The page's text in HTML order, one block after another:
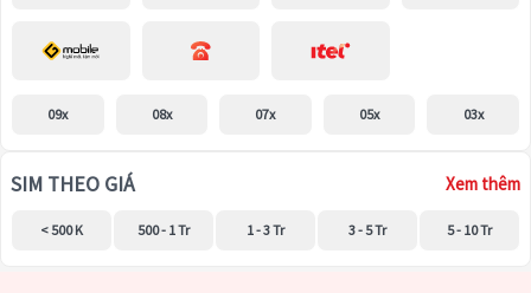
09x 08x 07x 05x 03x
SIM THEO GIÁ Xem thêm
< 500 K 500 - 1 Tr 1 - 3 Tr 3 - 5 Tr 5 - 10 Tr